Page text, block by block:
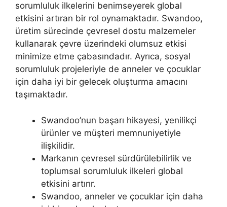
sorumluluk ilkelerini benimseyerek global
etkisini artıran bir rol oynamaktadır. Swandoo,
üretim sürecinde çevresel dostu malzemeler
kullanarak çevre üzerindeki olumsuz etkisi
minimize etme çabasındadır. Ayrıca, sosyal
sorumluluk projeleriyle de anneler ve çocuklar
için daha iyi bir gelecek oluşturma amacını
taşımaktadır.
Swandoo’nun başarı hikayesi, yenilikçi
ürünler ve müşteri memnuniyetiyle
ilişkilidir.
Markanın çevresel sürdürülebilirlik ve
toplumsal sorumluluk ilkeleri global
etkisini artırır.
Swandoo, anneler ve çocuklar için daha